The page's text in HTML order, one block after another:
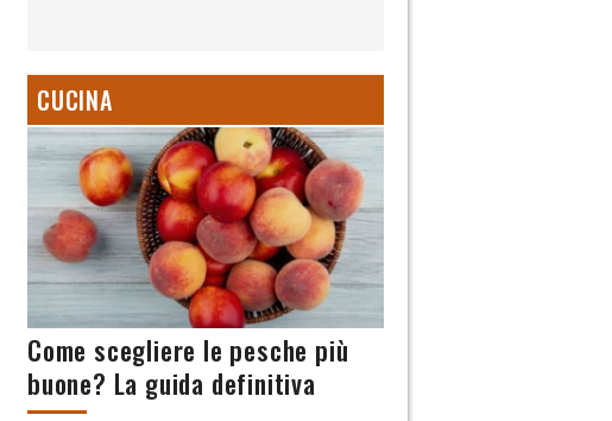
CUCINA
Come scegliere le pesche più
buone? La guida definitiva